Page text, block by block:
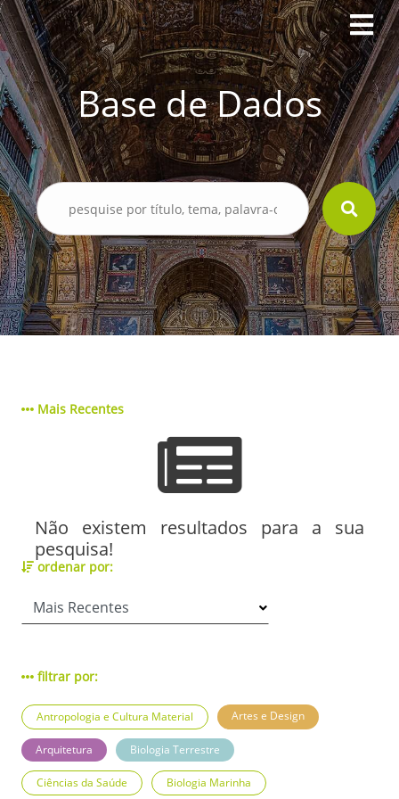
Base de Dados
Mais Recentes
Não existem resultados para a sua
pesquisa!
ordenar por:
filtrar por:
Antropologia e Cultura Material Artes e Design
Arquitetura Biologia Terrestre
Ciências da Saúde Biologia Marinha